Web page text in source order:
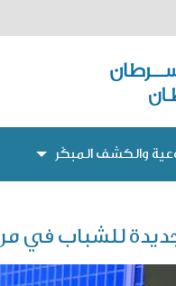
والكشف المبكّر
للشباب في